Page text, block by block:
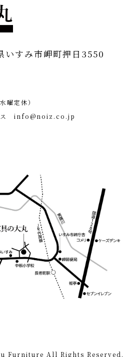
いすみ市岬町押日3550
定休）
スinfo@noiz.co.jp
Furniture All Rights Reserved.